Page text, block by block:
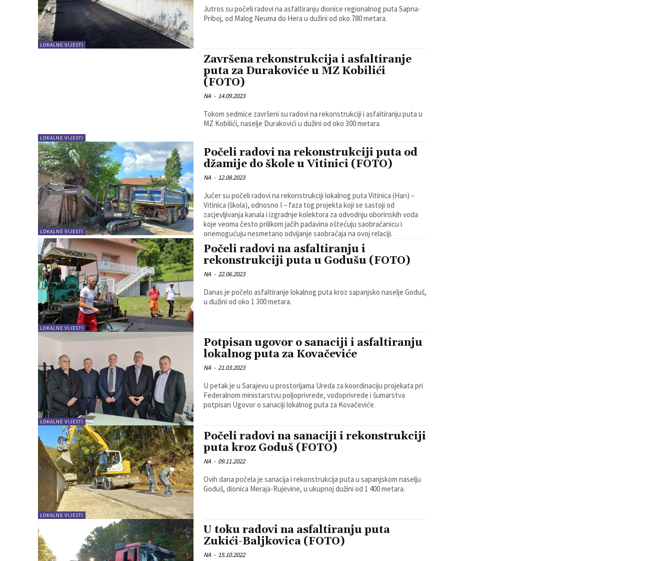
LOKALNE VIJESTI
Jutros su počeli radovi na asfaltiranju dionice regionalnog puta Sapna-
Priboj, od Malog Neuma do Hera u dužini od oko 780 metara.
LOKALNE VIJESTI
Završena rekonstrukcija i asfaltiranje
puta za Durakoviće u MZ Kobilići
(FOTO)
NA - 14.09.2023
Tokom sedmice završeni su radovi na rekonstrukciji i asfaltiranju puta u
MZ Kobilići, naselje Durakovići u dužini od oko 300 metara.
LOKALNE VIJESTI
Počeli radovi na rekonstrukciji puta od
džamije do škole u Vitinici (FOTO)
NA - 12.08.2023
Jučer su počeli radovi na rekonstrukciji lokalnog puta Vitinica (Han) –
Vitinica (škola), odnosno I – faza tog projekta koji se sastoji od
zacjevljivanja kanala i izgradnje kolektora za odvodnju oborinskih voda
koje veoma često prilikom jačih padavina oštećuju saobraćanicu i
onemogućuju nesmetano odvijanje saobraćaja na ovoj relaciji.
LOKALNE VIJESTI
Počeli radovi na asfaltiranju i
rekonstrukciji puta u Godušu (FOTO)
NA - 22.06.2023
Danas je počelo asfaltiranje lokalnog puta kroz sapanjsko naselje Goduš,
u dužini od oko 1 300 metara.
LOKALNE VIJESTI
Potpisan ugovor o sanaciji i asfaltiranju
lokalnog puta za Kovačeviće
NA - 21.03.2023
U petak je u Sarajevu u prostorijama Ureda za koordinaciju projekata pri
Federalnom ministarstvu poljoprivrede, vodoprivrede i šumarstva
potpisan Ugovor o sanaciji lokalnog puta za Kovačeviće.
LOKALNE VIJESTI
Počeli radovi na sanaciji i rekonstrukciji
puta kroz Goduš (FOTO)
NA - 09.11.2022
Ovih dana počela je sanacija i rekonstrukcija puta u sapanjskom naselju
Goduš, dionica Meraja-Rujevine, u ukupnoj dužini od 1 400 metara.
U toku radovi na asfaltiranju puta
Zukići-Baljkovica (FOTO)
NA - 15.10.2022